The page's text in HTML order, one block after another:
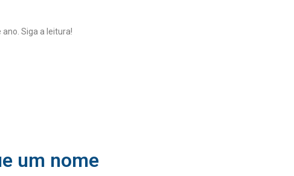
Siga a leitura!
um nome